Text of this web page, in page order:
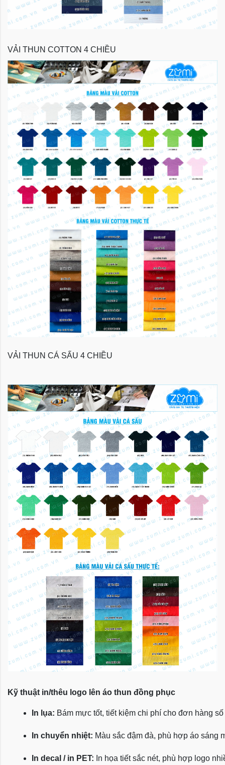
VẢI THUN COTTON 4 CHIỀU
VẢI THUN CÁ SẤU 4 CHIỀU
Kỹ thuật in/thêu logo lên áo thun đồng phục
In lụa: Bám mực tốt, tiết kiệm chi phí cho đơn hàng
In chuyển nhiệt: Màu sắc đậm đà, phù hợp áo sáng
In decal / in PET: In họa tiết sắc nét, phù hợp logo